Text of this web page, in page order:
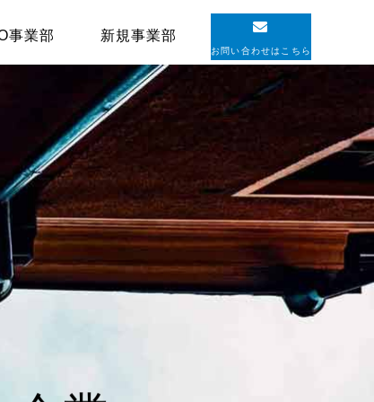
お問い合わせはこちら
事業部 新規事業部